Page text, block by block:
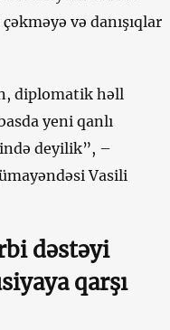
və danışıqlar
diplomatik həll
yeni qanlı
deyilik”, –
Vasili
dəstəyi
qarşı